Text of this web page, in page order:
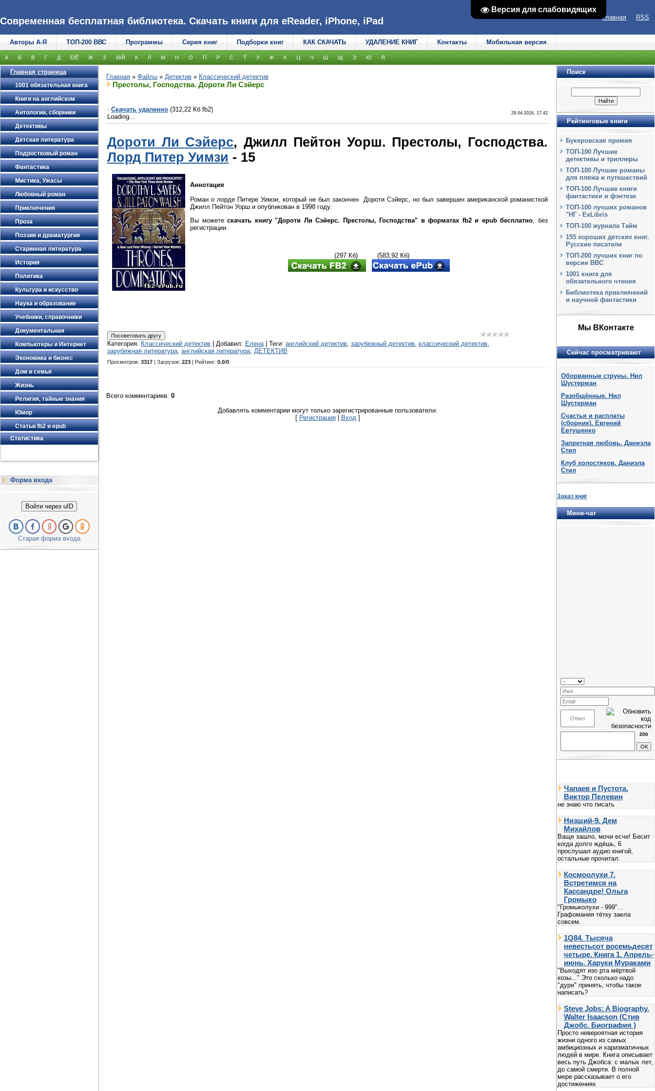
Версия для слабовидящих
Версия для слабовидящих
Современная бесплатная библиотека. Скачать книги для eReader, iPhone, iPad Главная RSS
Авторы А-Я ТОП-200 ВВС Программы Серия книг Подборки книг КАК СКАЧАТЬ УДАЛЕНИЕ КНИГ Контакты Мобильная версия
А Б В Г Д Е/Ё Ж З И/Й К Л М Н О П Р С Т У Ф Х Ц Ч Ш Щ Э Ю Я
Главная страница
1001 обязательная книга
Книги на английском
Антологии, сборники
Детективы
Детская литература
Подростковый роман
Фантастика
Мистика, Ужасы
Любовный роман
Приключения
Проза
Поэзия и драматургия
Старинная литература
История
Политика
Культура и искусство
Наука и образование
Учебники, справочники
Документальная
Компьютеры и Интернет
Экономика и бизнес
Дом и семья
Жизнь
Религия, тайные знания
Юмор
Статьи fb2 и epub
Статистика
Форма входа
Войти через uID
Старая форма входа
Главная » Файлы » Детектив » Классический детектив
Престолы, Господства. Дороти Ли Сэйерс
· Скачать удаленно (312,22 Кб fb2)
Loading...
29.04.2016, 17:42
Дороти Ли Сэйерс, Джилл Пейтон Уорш. Престолы, Господства.
Лорд Питер Уимзи - 15
Аннотация
Роман о лорде Питере Уимзи, который не был закончен Дороти Сэйерс, но был завершен американской романисткой
Джилл Пейтон Уорш и опубликован в 1998 году.
Вы можетескачать книгу "Дороти Ли Сэйерс. Престолы, Господства" в форматах fb2 и epub бесплатно, без
регистрации.
(297 Кб) (583,92 Кб)
Категория: Классический детектив Добавил: Елена| Теги: английский детектив, зарубежный детектив, классический детектив,
зарубежная литература, английская литература, ДЕТЕКТИВ
Просмотров: 3317 | Загрузок: 223 | Рейтинг: 0.0/0
Всего комментариев: 0
Добавлять комментарии могут только зарегистрированные пользователи.
[ Регистрация| Вход]
Поиск
Рейтинговые книги
Букеровская премия
ТОП-100 Лучшие
детективы и триллеры
ТОП-100 Лучшие романы
для пляжа и путешествий
ТОП-100 Лучшие книги
фантастики и фэнтези
ТОП-100 лучших романов
"НГ - ExLibris
ТОП-100 журнала Тайм
155 хороших детских книг.
Русские писатели
ТОП-200 лучших книг по
версии BBC
1001 книга для
обязательного чтения
Библиотека приключений
и научной фантастики
Мы ВКонтакте
Сейчас просматривают
Оборванные струны. Нил
Шустерман
Разобщённые. Нил
Шустерман
Счастья и расплаты
(сборник). Евгений
Евтушенко
Запретная любовь. Даниэла
Стил
Клуб холостяков. Даниэла
Стил
Заказ книг
Мини-чат
200
Чапаев и Пустота.
Виктор Пелевин
не знаю что писать
Низший-9. Дем
Михайлов
Ваще зашло, мочи есче! Бесит
когда долго ждёшь, 6
прослушал аудио книгой,
остальные прочитал.
Космоолухи 7.
Встретимся на
Кассандре! Ольга
Громыко
"Громыколухи - 999"...
Графомания тётку заела
совсем.
1Q84. Тысяча
невестьсот восемьдесят
четыре. Книга 1. Апрель-
июнь. Харуки Мураками
"Выходят изо рта мёртвой
козы..." Это сколько надо
"дури" принять, чтобы такое
написать?
Steve Jobs: A Biography.
Walter Isaacson (Стив
Джобс. Биография )
Просто невероятная история
жизни одного из самых
амбициозных и харизматичных
людей в мире. Книга описывает
весь путь Джобса: с малых лет,
до самой смерти. В полной
мере рассказывает о его
достижениях